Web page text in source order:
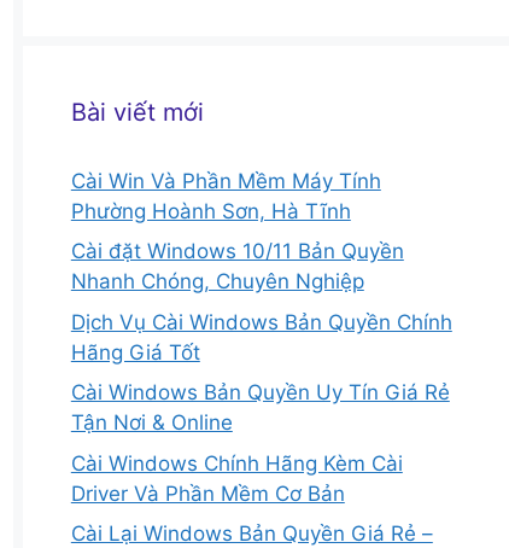
Bài viết mới
Cài Win Và Phần Mềm Máy Tính
Phường Hoành Sơn, Hà Tĩnh
Cài đặt Windows 10/11 Bản Quyền
Nhanh Chóng, Chuyên Nghiệp
Dịch Vụ Cài Windows Bản Quyền Chính
Hãng Giá Tốt
Cài Windows Bản Quyền Uy Tín Giá Rẻ
Tận Nơi & Online
Cài Windows Chính Hãng Kèm Cài
Driver Và Phần Mềm Cơ Bản
Cài Lại Windows Bản Quyền Giá Rẻ –